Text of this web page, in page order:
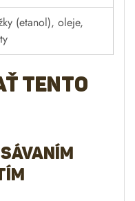
(etanol), oleje,
tento